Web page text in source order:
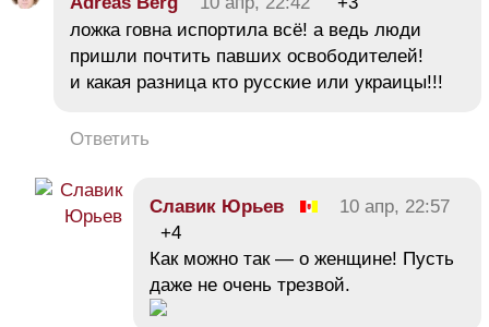
ложка говна испортила всё! а ведь люди
пришли почтить павших освободителей!
и какая разница кто русские или украицы!!!
Ответить
Славик Юрьев
10 апр, 22:57
+4
Как можно так — о женщине! Пусть
даже не очень трезвой.